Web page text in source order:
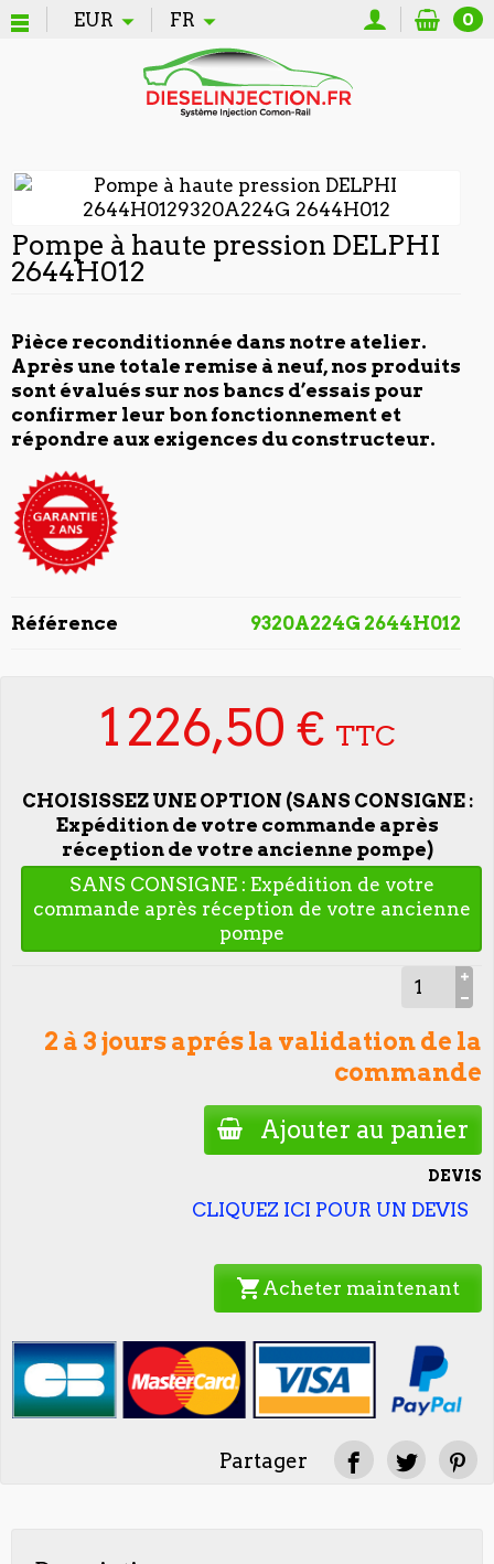
EUR FR 0
Pompe à haute pression DELPHI
2644H012
Pièce reconditionnée dans notre atelier.
Après une totale remise à neuf, nos produits
sont évalués sur nos bancs d’essais pour
confirmer leur bon fonctionnement et
répondre aux exigences du constructeur.
Référence 9320A224G 2644H012
1 226,50 € TTC
CHOISISSEZ UNE OPTION (SANS CONSIGNE :
Expédition de votre commande après
réception de votre ancienne pompe)
SANS CONSIGNE : Expédition de votre
commande après réception de votre ancienne
pompe
2 à 3 jours aprés la validation de la
commande
Ajouter au panier
DEVIS
CLIQUEZ ICI POUR UN DEVIS
shopping_cart Acheter maintenant
Partager